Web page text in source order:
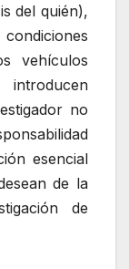
del quién),
vehículos
no
esencial
de la
de